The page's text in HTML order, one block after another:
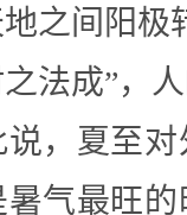
之间阳极
法成”，
，夏至
气最旺